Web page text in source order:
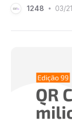
1248 • 03/